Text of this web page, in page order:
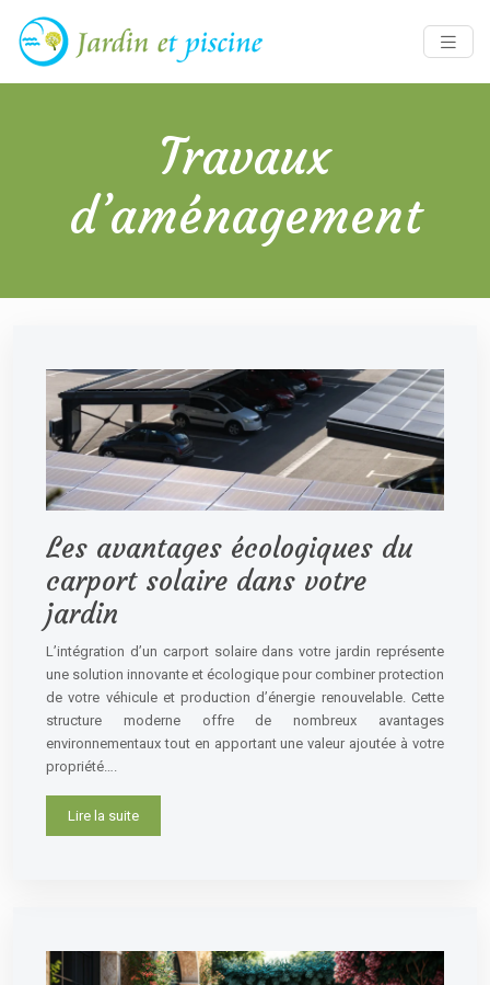
Travaux
d’aménagement
Les avantages écologiques du
carport solaire dans votre
jardin
L’intégration d’un carport solaire dans votre jardin représente
une solution innovante et écologique pour combiner protection
de votre véhicule et production d’énergie renouvelable. Cette
structure moderne offre de nombreux avantages
environnementaux tout en apportant une valeur ajoutée à votre
propriété….
Lire la suite